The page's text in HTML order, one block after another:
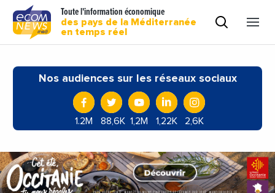
Toute l'information économique
des pays de la Méditerranée
en temps réel
Nos audiences sur les réseaux sociaux
1.2M 88,6K 1,2M 1,22K 2,6K